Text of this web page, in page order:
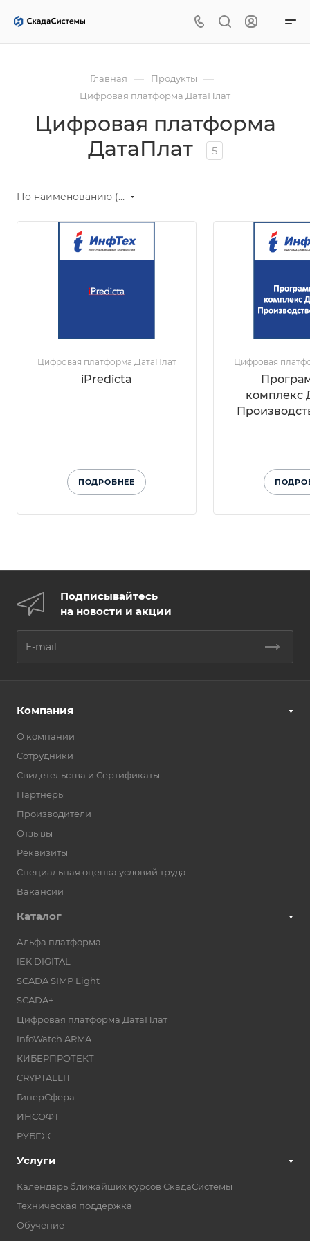
Главная — Продукты —
Цифровая платформа ДатаПлат
Цифровая платформа
ДатаПлат
5
По наименованию (А-Я)
Цифровая платформа ДатаПлат
iPredicta
ПОДРОБНЕЕ
Цифровая
комплекс
Подписывайтесь
на новости и акции
Компания
О компании
Сотрудники
Свидетельства и Сертификаты
Партнеры
Производители
Отзывы
Реквизиты
Специальная оценка условий труда
Вакансии
Каталог
Альфа платформа
IEK DIGITAL
SCADA SIMP Light
SCADA+
Цифровая платформа ДатаПлат
InfoWatch ARMA
КИБЕРПРОТЕКТ
CRYPTALLIT
ГиперСфера
ИНСОФТ
РУБЕЖ
Услуги
Календарь ближайших курсов СкадаСистемы
Техническая поддержка
Обучение